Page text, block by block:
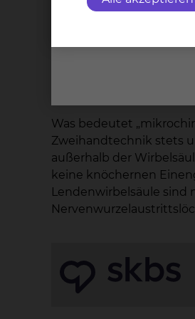
Tag nach der
Beschwerdefreiheit
Was bedeutet
Zweihandtechnik stets
außerhalb der
keine knöchernen
Lendenwirbelsäule sind